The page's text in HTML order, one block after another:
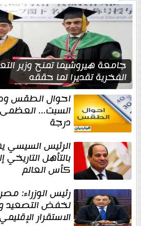
جامعة هيروشيما تمنح وزير
الفخرية تقديرا لما حققه
احوال الطقس
درجة
الرئيس السيسي
بالتأهل
كأس العالم
رئيس الوزراء:
لخفض التصعيد
الاستقرار